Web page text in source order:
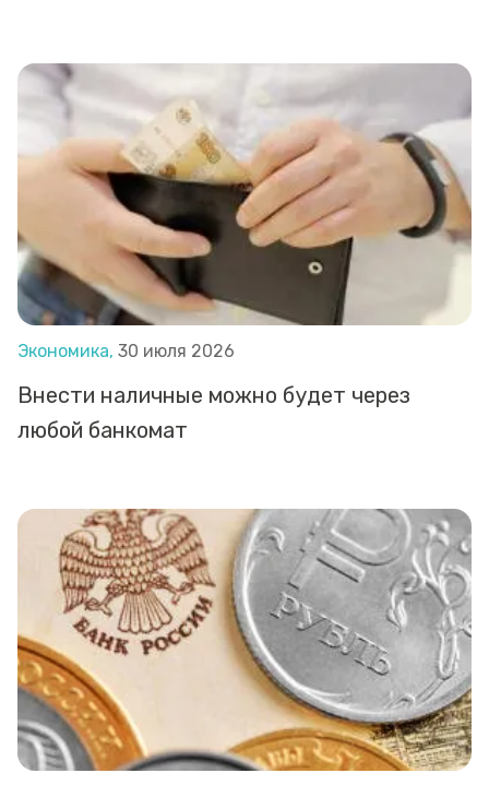
Экономика, 30 июля 2026
Внести наличные можно будет через
любой банкомат